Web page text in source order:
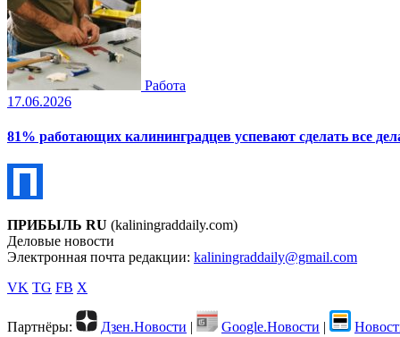
Работа
17.06.2026
81% работающих калининградцев успевают сделать все
ПРИБЫЛЬ RU (kaliningraddaily.com)
Деловые новости
Электронная почта редакции: kaliningraddaily@gmail.com
VK TG FB X
Партнёры: Дзен.Новости | Google.Новости |